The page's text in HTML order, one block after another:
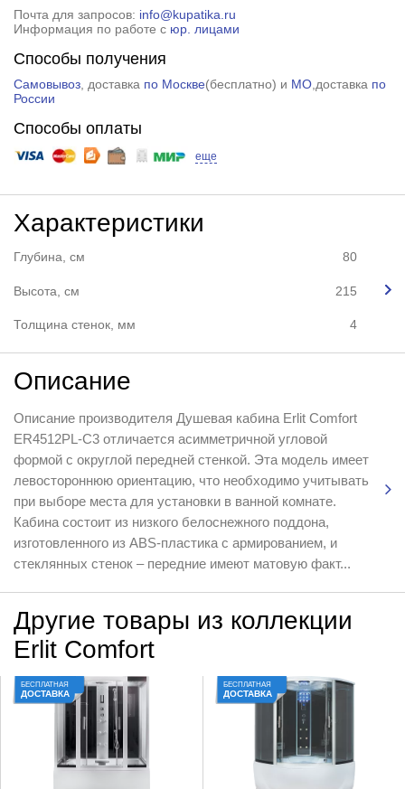
Почта для запросов: info@kupatika.ru
Информация по работе с юр. лицами
Способы получения
Самовывоз, доставка по Москве(бесплатно) и МО,доставка по
России
Способы оплаты
еще
Характеристики
Глубина, см 80
Высота, см 215
Толщина стенок, мм 4
Описание
Описание производителя Душевая кабина Erlit Comfort
ER4512PL-C3 отличается асимметричной угловой
формой с округлой передней стенкой. Эта модель имеет
левостороннюю ориентацию, что необходимо учитывать
при выборе места для установки в ванной комнате.
Кабина состоит из низкого белоснежного поддона,
изготовленного из ABS-пластика с армированием, и
стеклянных стенок – передние имеют матовую факт...
Другие товары из коллекции
Erlit Comfort
БЕСПЛАТНАЯ
ДОСТАВКА
БЕСПЛАТНАЯ
ДОСТАВКА